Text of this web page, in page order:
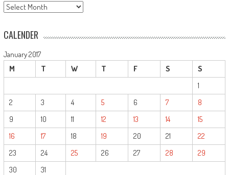
ARCHIVE
CALENDER
January 2017
M
T W T F S S
1
2
3 4 5 6 7
8
9
10 11 12 13 14
15
16
17 18 19 20 21
22
23
24 25 26 27 28
29
30
31